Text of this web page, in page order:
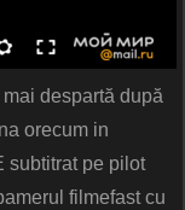
despartă după
orecum in
subtitrat pe pilot
filmefast cu